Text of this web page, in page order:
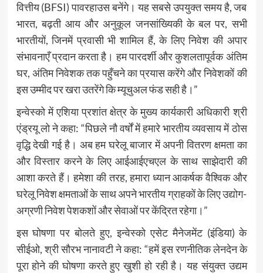
वित्तीय (BFSI) पावरहाउस बनेंगे। यह सबसे उपयुक्त समय है, जब
भारत, बढ़ती आय और अनुकूल जनसांख्यिकी के बल पर, सभी
भारतीयों, जिनमें प्रवासी भी शामिल हैं, के लिए निवेश की अपार
संभावनाएँ प्रदान करता है। हम पारदर्शी और कुशलतापूर्वक अंतिम
घर, अंतिम निवेशक तक पहुँचने का प्रयास करेंगे और निवेशकों की
इस उम्मीद पर खरा उतरेंगे कि म्यूचुअल फंड सही है।”
इन्वेस्को में एशिया प्रशांत क्षेत्र के मुख्य कार्यकारी अधिकारी श्री
एंड्रयू लो ने कहा: “पिछले नौ वर्षों में हमारे भारतीय व्यवसाय में ठोस
वृद्धि देखी गई है। अब हम घरेलू बाजार में अपनी वितरण क्षमता का
और विस्तार करने के लिए आईआईएचएल के साथ साझेदारी की
आशा करते हैं। हमेशा की तरह, हमारा ध्यान आकर्षक वैश्विक और
घरेलू निवेश क्षमताओं के साथ अपने भारतीय ग्राहकों के लिए उद्योग-
अग्रणी निवेश पेशकशों और सेवाओं पर केंद्रित रहेगा।”
इस घोषणा पर बोलते हुए, इन्वेस्को एसेट मैनेजमेंट (इंडिया) के
सीईओ, श्री सौरभ नानावटी ने कहा: “हमें इस रणनीतिक लेनदेन के
पूरा होने की घोषणा करते हुए खुशी हो रही है। यह संयुक्त उद्यम